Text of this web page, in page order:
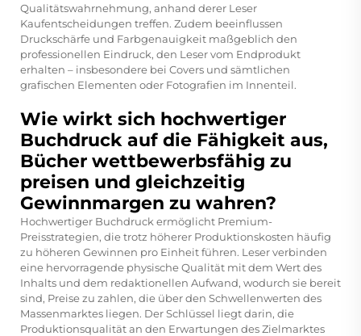
Qualitätswahrnehmung, anhand derer Leser
Kaufentscheidungen treffen. Zudem beeinflussen
Druckschärfe und Farbgenauigkeit maßgeblich den
professionellen Eindruck, den Leser vom Endprodukt
erhalten – insbesondere bei Covers und sämtlichen
grafischen Elementen oder Fotografien im Innenteil.
Wie wirkt sich hochwertiger
Buchdruck auf die Fähigkeit aus,
Bücher wettbewerbsfähig zu
preisen und gleichzeitig
Gewinnmargen zu wahren?
Hochwertiger Buchdruck ermöglicht Premium-
Preisstrategien, die trotz höherer Produktionskosten häufig
zu höheren Gewinnen pro Einheit führen. Leser verbinden
eine hervorragende physische Qualität mit dem Wert des
Inhalts und dem redaktionellen Aufwand, wodurch sie bereit
sind, Preise zu zahlen, die über den Schwellenwerten des
Massenmarktes liegen. Der Schlüssel liegt darin, die
Produktionsqualität an den Erwartungen des Zielmarktes